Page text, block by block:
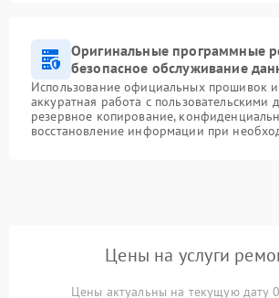
Оригинальные программные
безопасное обслуживание
Использование официальных прошивок
аккуратная работа с пользовательскими
резервное копирование,
восстановление информации при
Цены на услуги
Цены актуальны на текущую дату